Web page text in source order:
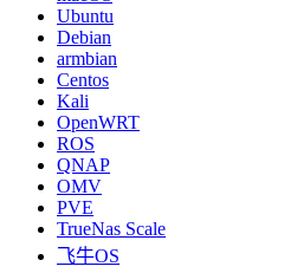
Ubuntu
Debian
armbian
Centos
Kali
OpenWRT
ROS
QNAP
OMV
PVE
TrueNas Scale
飞牛OS